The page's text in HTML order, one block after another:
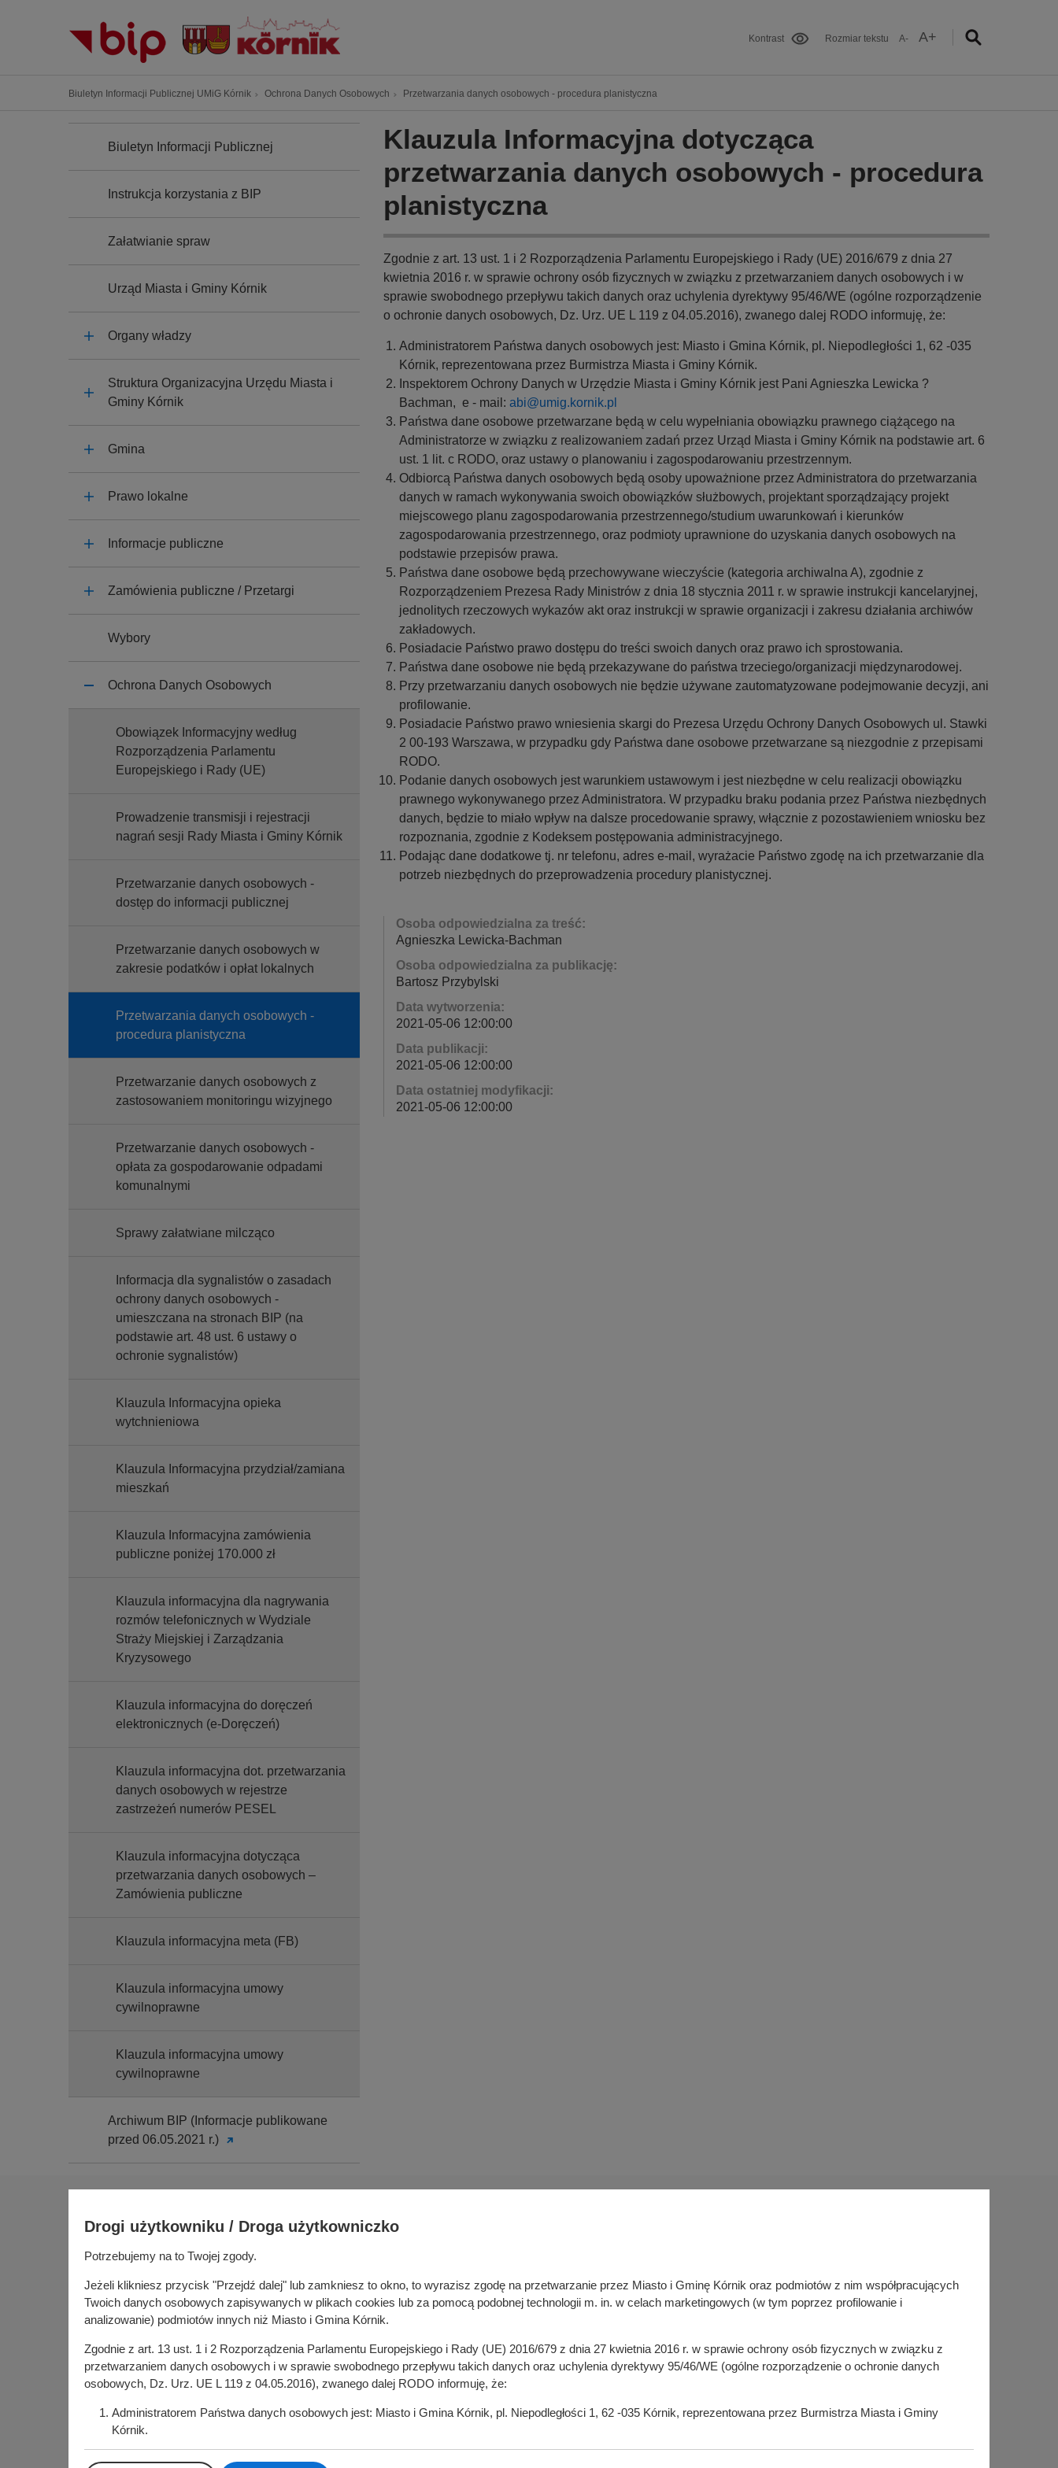
Kontrast Rozmiar tekstu A- A+
Ś
ż
w
y
Biuletyn Informacji Publicznej UMiG Kórnik Ochrona Danych Osobowych Przetwarzania danych osobowych - procedura planistyczna
N
I
J
Biuletyn Informacji Publicznej
Instrukcja korzystania z BIP
Załatwianie spraw
Urząd Miasta i Gminy Kórnik
Organy władzy
Struktura Organizacyjna Urzędu Miasta i
Gminy Kórnik
Gmina
Prawo lokalne
Informacje publiczne
Zamówienia publiczne / Przetargi
Wybory
Ochrona Danych Osobowych
Obowiązek Informacyjny według
Rozporządzenia Parlamentu
Europejskiego i Rady (UE)
Prowadzenie transmisji i rejestracji
nagrań sesji Rady Miasta i Gminy Kórnik
Przetwarzanie danych osobowych -
dostęp do informacji publicznej
Przetwarzanie danych osobowych w
zakresie podatków i opłat lokalnych
Przetwarzania danych osobowych -
procedura planistyczna
Przetwarzanie danych osobowych z
zastosowaniem monitoringu wizyjnego
Przetwarzanie danych osobowych -
opłata za gospodarowanie odpadami
komunalnymi
Sprawy załatwiane milcząco
Informacja dla sygnalistów o zasadach
ochrony danych osobowych -
umieszczana na stronach BIP (na
podstawie art. 48 ust. 6 ustawy o
ochronie sygnalistów)
Klauzula Informacyjna opieka
wytchnieniowa
Klauzula Informacyjna przydział/zamiana
mieszkań
Klauzula Informacyjna zamówienia
publiczne poniżej 170.000 zł
Klauzula informacyjna dla nagrywania
rozmów telefonicznych w Wydziale
Straży Miejskiej i Zarządzania
Kryzysowego
Klauzula informacyjna do doręczeń
elektronicznych (e-Doręczeń)
Klauzula informacyjna dot. przetwarzania
danych osobowych w rejestrze
zastrzeżeń numerów PESEL
Klauzula informacyjna dotycząca
przetwarzania danych osobowych –
Zamówienia publiczne
Klauzula informacyjna meta (FB)
Klauzula informacyjna umowy
cywilnoprawne
Klauzula informacyjna umowy
cywilnoprawne
Archiwum BIP (Informacje publikowane
przed 06.05.2021 r.)
Klauzula Informacyjna dotycząca
przetwarzania danych osobowych - procedura
planistyczna
Zgodnie z art. 13 ust. 1 i 2 Rozporządzenia Parlamentu Europejskiego i Rady (UE) 2016/679 z dnia 27
kwietnia 2016 r. w sprawie ochrony osób fizycznych w związku z przetwarzaniem danych osobowych i w
sprawie swobodnego przepływu takich danych oraz uchylenia dyrektywy 95/46/WE (ogólne rozporządzenie
o ochronie danych osobowych, Dz. Urz. UE L 119 z 04.05.2016), zwanego dalej RODO informuję, że:
Administratorem Państwa danych osobowych jest: Miasto i Gmina Kórnik, pl. Niepodległości 1, 62 -035
Kórnik, reprezentowana przez Burmistrza Miasta i Gminy Kórnik.
Inspektorem Ochrony Danych w Urzędzie Miasta i Gminy Kórnik jest Pani Agnieszka Lewicka ?
Bachman, e - mail: abi@umig.kornik.pl
Państwa dane osobowe przetwarzane będą w celu wypełniania obowiązku prawnego ciążącego na
Administratorze w związku z realizowaniem zadań przez Urząd Miasta i Gminy Kórnik na podstawie art. 6
ust. 1 lit. c RODO, oraz ustawy o planowaniu i zagospodarowaniu przestrzennym.
Odbiorcą Państwa danych osobowych będą osoby upoważnione przez Administratora do przetwarzania
danych w ramach wykonywania swoich obowiązków służbowych, projektant sporządzający projekt
miejscowego planu zagospodarowania przestrzennego/studium uwarunkowań i kierunków
zagospodarowania przestrzennego, oraz podmioty uprawnione do uzyskania danych osobowych na
podstawie przepisów prawa.
Państwa dane osobowe będą przechowywane wieczyście (kategoria archiwalna A), zgodnie z
Rozporządzeniem Prezesa Rady Ministrów z dnia 18 stycznia 2011 r. w sprawie instrukcji kancelaryjnej,
jednolitych rzeczowych wykazów akt oraz instrukcji w sprawie organizacji i zakresu działania archiwów
zakładowych.
Posiadacie Państwo prawo dostępu do treści swoich danych oraz prawo ich sprostowania.
Państwa dane osobowe nie będą przekazywane do państwa trzeciego/organizacji międzynarodowej.
Przy przetwarzaniu danych osobowych nie będzie używane zautomatyzowane podejmowanie decyzji, ani
profilowanie.
Posiadacie Państwo prawo wniesienia skargi do Prezesa Urzędu Ochrony Danych Osobowych ul. Stawki
2 00-193 Warszawa, w przypadku gdy Państwa dane osobowe przetwarzane są niezgodnie z przepisami
RODO.
Podanie danych osobowych jest warunkiem ustawowym i jest niezbędne w celu realizacji obowiązku
prawnego wykonywanego przez Administratora. W przypadku braku podania przez Państwa niezbędnych
danych, będzie to miało wpływ na dalsze procedowanie sprawy, włącznie z pozostawieniem wniosku bez
rozpoznania, zgodnie z Kodeksem postępowania administracyjnego.
Podając dane dodatkowe tj. nr telefonu, adres e-mail, wyrażacie Państwo zgodę na ich przetwarzanie dla
potrzeb niezbędnych do przeprowadzenia procedury planistycznej.
Osoba odpowiedzialna za treść:
Agnieszka Lewicka-Bachman
Osoba odpowiedzialna za publikację:
Bartosz Przybylski
Data wytworzenia:
2021-05-06 12:00:00
Data publikacji:
2021-05-06 12:00:00
Data ostatniej modyfikacji:
2021-05-06 12:00:00
Urząd Miasta i Gminy Kórnik
pl. Niepodległości 1
62-035 Kórnik
Sołectwa
Kórniczanin
Rejestr zmian
Śledź nas na
Facebook
Drogi użytkowniku / Droga użytkowniczko
Potrzebujemy na to Twojej zgody.
Jeżeli klikniesz przycisk "Przejdź dalej" lub zamkniesz to okno, to wyrazisz zgodę na przetwarzanie przez Miasto i Gminę Kórnik oraz podmiotów z nim współpracujących
Twoich danych osobowych zapisywanych w plikach cookies lub za pomocą podobnej technologii m. in. w celach marketingowych (w tym poprzez profilowanie i
analizowanie) podmiotów innych niż Miasto i Gmina Kórnik.
Zgodnie z art. 13 ust. 1 i 2 Rozporządzenia Parlamentu Europejskiego i Rady (UE) 2016/679 z dnia 27 kwietnia 2016 r. w sprawie ochrony osób fizycznych w związku z
przetwarzaniem danych osobowych i w sprawie swobodnego przepływu takich danych oraz uchylenia dyrektywy 95/46/WE (ogólne rozporządzenie o ochronie danych
osobowych, Dz. Urz. UE L 119 z 04.05.2016), zwanego dalej RODO informuję, że:
Administratorem Państwa danych osobowych jest: Miasto i Gmina Kórnik, pl. Niepodległości 1, 62 -035 Kórnik, reprezentowana przez Burmistrza Miasta i Gminy
Kórnik.
Administrator powołał Inspektora Ochrony Danych, z którym kontakt możliwy za pośrednictwem adresu e - mail: abi@umig.kornik.pl oraz telefonicznie pod numerem